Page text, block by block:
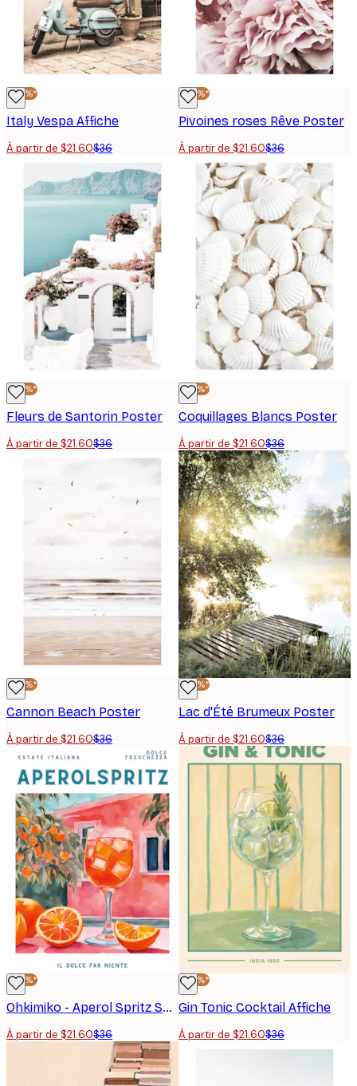
-40%*
Italy Vespa Affiche
À partir de $21.60$36
-40%*
Pivoines roses Rêve Poster
À partir de $21.60$36
-40%*
Fleurs de Santorin Poster
À partir de $21.60$36
-40%*
Coquillages Blancs Poster
À partir de $21.60$36
-40%*
Cannon Beach Poster
À partir de $21.60$36
-40%*
Lac d'Été Brumeux Poster
À partir de $21.60$36
-40%*
Ohkimiko - Aperol Spritz Summer Scene Affiche
À partir de $21.60$36
-40%*
Gin Tonic Cocktail Affiche
À partir de $21.60$36